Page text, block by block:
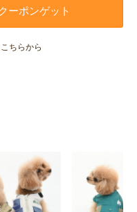
ーポンゲット
ちらから